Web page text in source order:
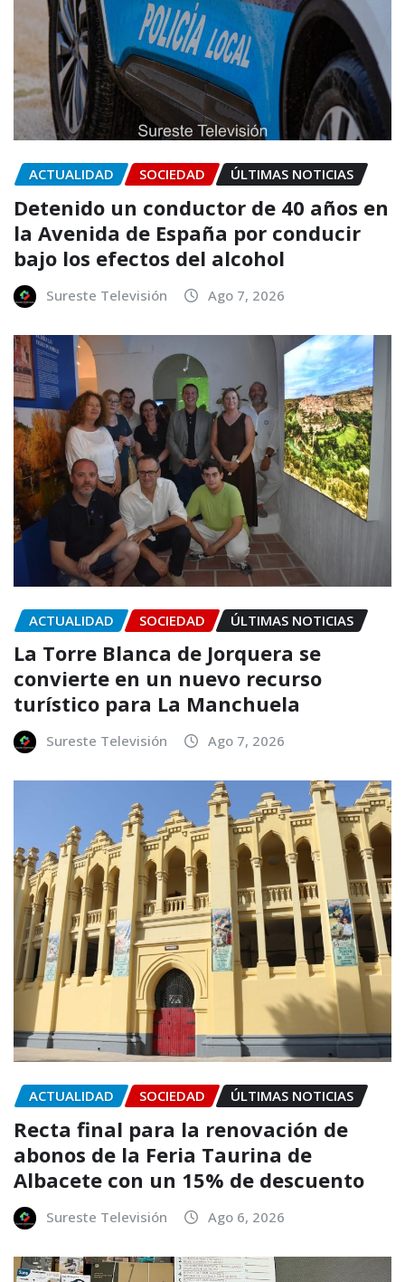
ACTUALIDAD SOCIEDAD ÚLTIMAS NOTICIAS
Detenido un conductor de 40 años en
la Avenida de España por conducir
bajo los efectos del alcohol
Sureste Televisión Ago 7, 2026
ACTUALIDAD SOCIEDAD ÚLTIMAS NOTICIAS
La Torre Blanca de Jorquera se
convierte en un nuevo recurso
turístico para La Manchuela
Sureste Televisión Ago 7, 2026
ACTUALIDAD SOCIEDAD ÚLTIMAS NOTICIAS
Recta final para la renovación de
abonos de la Feria Taurina de
Albacete con un 15% de descuento
Sureste Televisión Ago 6, 2026